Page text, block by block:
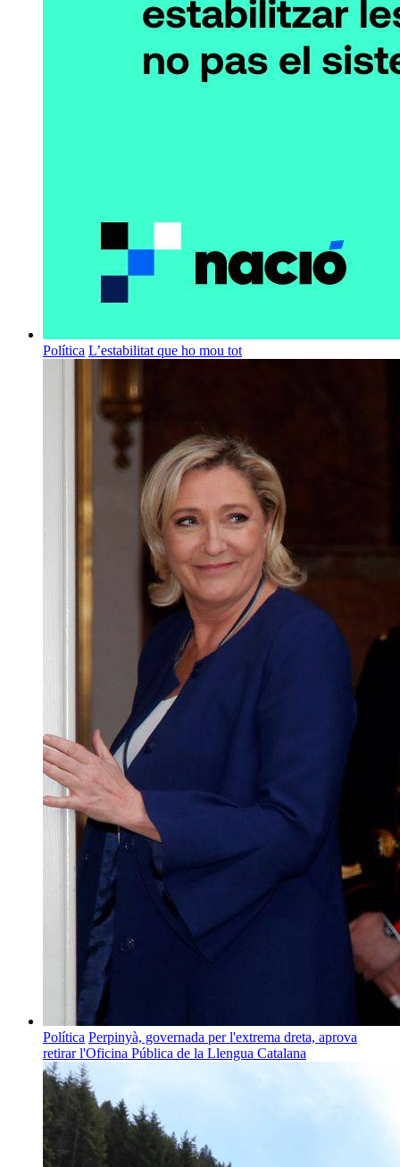
Política L’estabilitat que ho mou tot
Política Perpinyà, governada per l'extrema dreta, aprova
retirar l'Oficina Pública de la Llengua Catalana